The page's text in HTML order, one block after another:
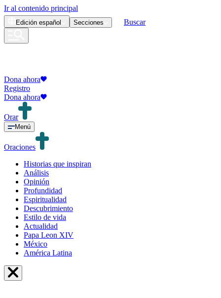
Ir al contenido principal
Edición español Secciones Buscar
Dona ahora
Registro
Dona ahora
Orar
Menú
Oraciones
Historias que inspiran
Análisis
Opinión
Profundidad
Espiritualidad
Descubrimiento
Estilo de vida
Actualidad
Papa Leon XIV
México
América Latina